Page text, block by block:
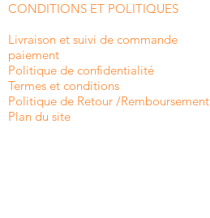
CONDITIONS ET POLITIQUES
Livraison et suivi de commande
paiement
Politique de confidentialité
Termes et conditions
Politique de Retour /Remboursement
Plan du site